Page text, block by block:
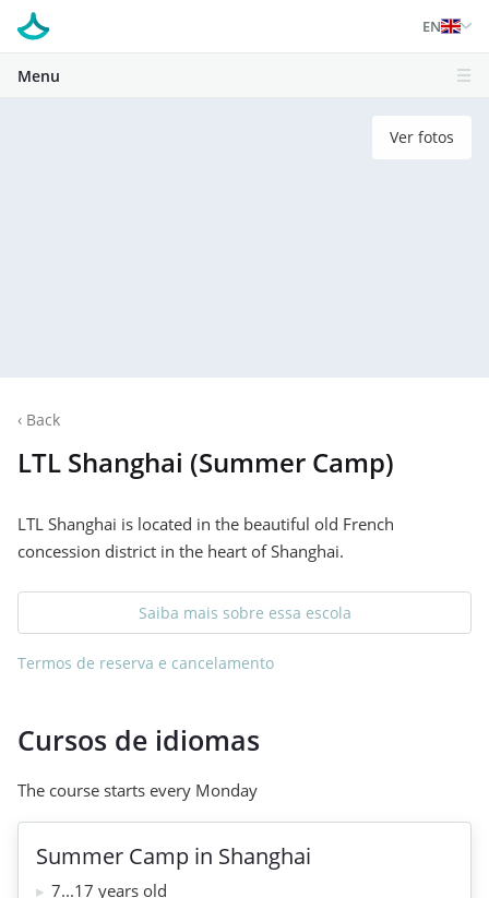
EN
Menu
Ver fotos
‹ Back
LTL Shanghai (Summer Camp)
LTL Shanghai is located in the beautiful old French
concession district in the heart of Shanghai.
Saiba mais sobre essa escola
Termos de reserva e cancelamento
Cursos de idiomas
The course starts every Monday
Summer Camp in Shanghai
7...17 years old